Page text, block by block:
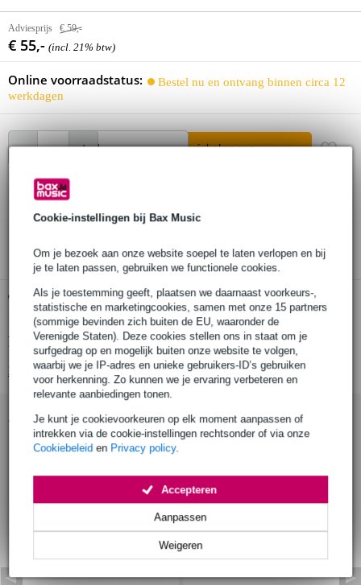
Cookie-instellingen bij Bax Music
Om je bezoek aan onze website soepel te laten verlopen en bij
je te laten passen, gebruiken we functionele cookies.
Als je toestemming geeft, plaatsen we daarnaast voorkeurs-,
statistische en marketingcookies, samen met onze 15 partners
(sommige bevinden zich buiten de EU, waaronder de
Verenigde Staten). Deze cookies stellen ons in staat om je
surfgedrag op en mogelijk buiten onze website te volgen,
waarbij we je IP-adres en unieke gebruikers-ID’s gebruiken
voor herkenning. Zo kunnen we je ervaring verbeteren en
relevante aanbiedingen tonen.
Je kunt je cookievoorkeuren op elk moment aanpassen of
intrekken via de cookie-instellingen rechtsonder of via onze
Cookiebeleid en Privacy policy.
Weigeren
Aanpassen
Accepteren
Adviesprijs € 59,-
€ 55,- (incl. 21% btw)
Online voorraadstatus:
Bestel nu en ontvang binnen circa 12
werkdagen
In winkelwagen
Gratis ophalen in de winkel
Productinformatie
Bekijk alle productspecificaties
Accessoires (5)